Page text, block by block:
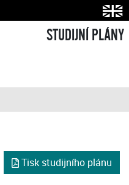
STUDIJNÍ PLÁNY
Tisk studijního plánu